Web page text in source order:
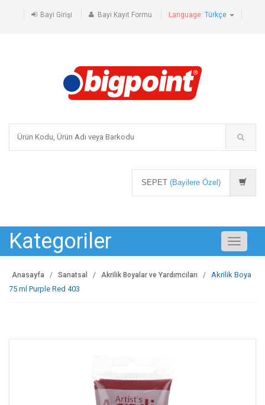
Bayi Girişi Bayi Kayıt Formu Language: Türkçe
SEPET (Bayilere Özel)
Kategoriler
Toggle
Anasayfa Sanatsal Akrilik Boyalar ve Yardımcıları
Akrilik Boya
75 ml Purple Red 403